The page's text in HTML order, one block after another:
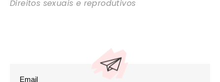
Direitos sexuais e reprodutivos